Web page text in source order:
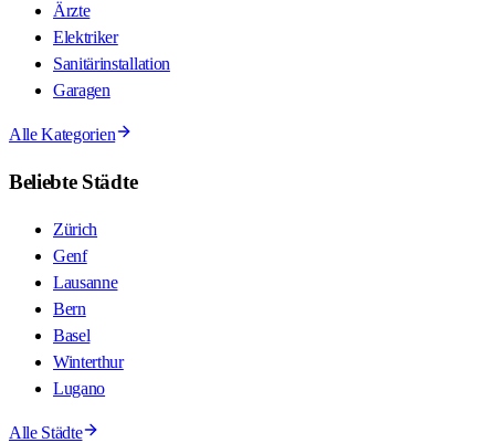
Ärzte
Elektriker
Sanitärinstallation
Garagen
Alle Kategorien
Beliebte Städte
Zürich
Genf
Lausanne
Bern
Basel
Winterthur
Lugano
Alle Städte